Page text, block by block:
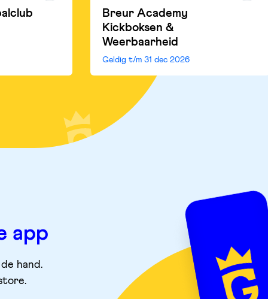
Breur Academy
Kickboksen &
Weerbaarheid
Geldig t/m 31 dec 2026
app
hand.
.